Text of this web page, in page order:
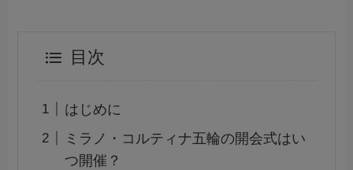
目次
はじめに
ミラノ・コルティナ五輪の開会式はい
つ開催？